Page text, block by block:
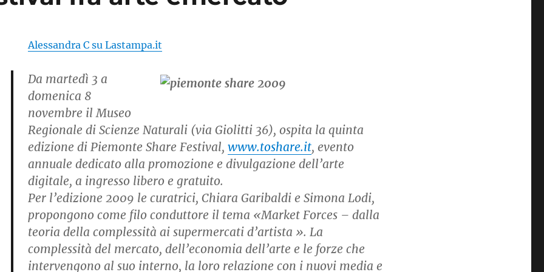
Alessandra C su Lastampa.it
Da martedì 3 a
domenica 8
novembre il Museo
Regionale di Scienze Naturali (via Giolitti 36), ospita la quinta
edizione di Piemonte Share Festival,www.toshare.it, evento
annuale dedicato alla promozione e divulgazione dell’arte
digitale, a ingresso libero e gratuito.
Per l’edizione 2009 le curatrici, Chiara Garibaldi e Simona Lodi,
propongono come filo conduttore il tema «Market Forces – dalla
teoria della complessità ai supermercati d’artista ». La
complessità del mercato, dell’economia dell’arte e le forze che
intervengono al suo interno, la loro relazione con i nuovi media e